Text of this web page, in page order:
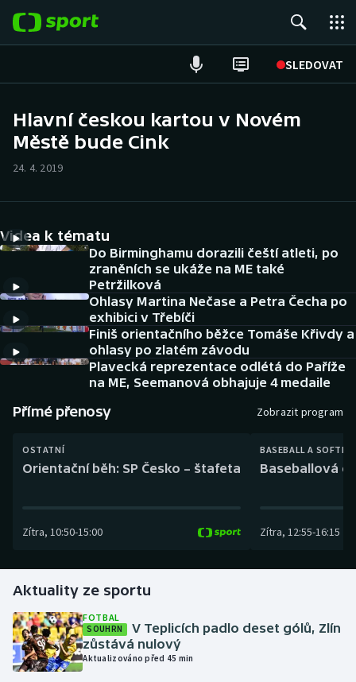
SLEDOVAT
Hokej
Cyklistika
DALŠÍ SPORTY
Americký fotbal
Baseball a softbal
Basketbal
Biatlon
Dostihy
Florbal
Futsal
NEPŘEHLÉDNĚTE
Soutěže
Historické návraty
Aplikace ČT sport
Hlavní českou kartou v Novém
Městě bude Cink
24. 4. 2019
Videa k tématu
Do Birminghamu dorazili čeští atleti, po
zraněních se ukáže na ME také
Petržilková
Ohlasy Martina Nečase a Petra Čecha po
exhibici v Třebíči
Finiš orientačního běžce Tomáše Křivdy a
ohlasy po zlatém závodu
Plavecká reprezentace odlétá do Paříže
na ME, Seemanová obhajuje 4 medaile
Přímé přenosy Zobrazit program
OSTATNÍ
Orientační běh: SP Česko – štafeta
Zítra, 10:50-15:00
BASEBALL A
Baseballová
Zítra, 12:55-16:15
Aktuality ze sportu
FOTBAL
SOUHRN
V Teplicích padlo deset gólů, Zlín
zůstává nulový
Aktualizováno před 45 min